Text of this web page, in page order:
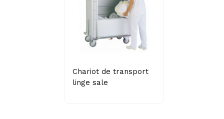
Chariot de transport
linge sale